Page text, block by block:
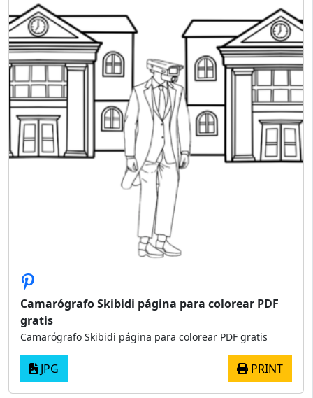
Camarógrafo Skibidi página para colorear PDF
gratis
Camarógrafo Skibidi página para colorear PDF gratis
JPG PRINT